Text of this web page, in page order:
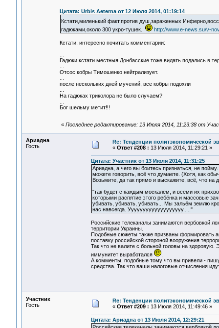
Цитата: Urbis Aeterna от 12 Июля 2014, 01:19:14
Кстати,миленький факт,против душ,зараженных
гадюками,около 300 укро-тушек.
http://www.e-news.su/v-
Кстати, интересно почитать комментарии:
Гадюки кстати местныя Донбасские тоже видать подались в
Отсос кобры Тимошенко нейтрализует.
после нескольких дней мучений, все кобры подохли
На гадюках триколора не было случаем?
Бог шельму метит!!!
« Последнее редактирование: 13 Июля 2014, 11:23:38 от
Ариадна
Гость
Re: Тенденции политэкономической
« Ответ #208 : 13 Июля 2014, 11:29:21 »
Цитата: Участник от 13 Июля 2014, 11:31:25
Ариадна, а чего вы боитесь признаться, не
можете говорить, всё что думаете. (Хотя, как
Возьмите, да так прямо и выскажите, всё, что на
"так будет с каждым москалём, и всеми их
которыми распятие этого ребёнка и массовые
убивать, убивать, убивать... Мы зальём землю
нас навсегда. Ууууууууууууууууууу....."
Российские телеканалы занимаются вербовкой
территории Украины.
Подобные сюжеты также призваны формировать
поставку российской стороной вооружения
Так что не валите с больной головы на
иммунитет выработался
.
А комменты, подобные тому что вы привели -
средства. Так что ваши налоговые отчисления
Участник
Гость
Re: Тенденции политэкономической
« Ответ #209 : 13 Июля 2014, 11:49:46 »
Цитата: Ариадна от 13 Июля 2014, 12:29:21